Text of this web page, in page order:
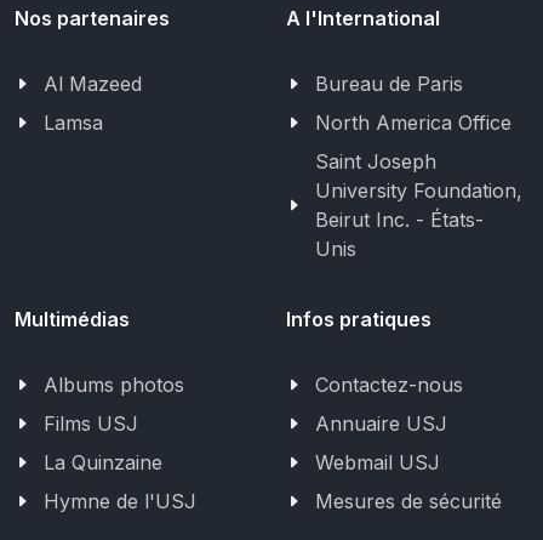
Nos partenaires
Al Mazeed
Lamsa
A l'International
Bureau de Paris
North America Office
Saint Joseph
University Foundation,
Beirut Inc. - États-
Unis
Multimédias
Albums photos
Films USJ
La Quinzaine
Hymne de l'USJ
Infos pratiques
Contactez-nous
Annuaire USJ
Webmail USJ
Mesures de sécurité